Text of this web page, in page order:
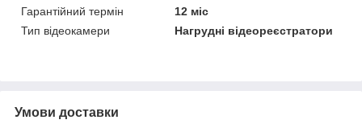
Гарантійний термін
12 міс
Тип відеокамери
Нагрудні відеореєстратори
Умови доставки